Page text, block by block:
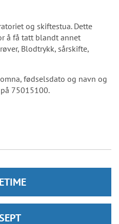
og skiftestua. Dette
å få tatt blandt annet
Blodtrykk, sårskifte,
fødselsdato og navn og
75015100.